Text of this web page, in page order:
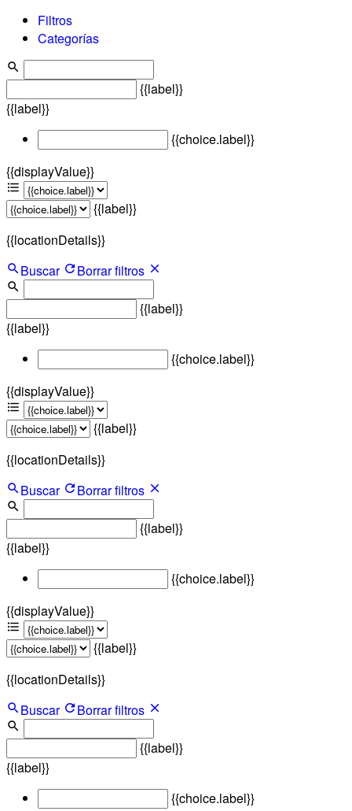
Filtros
Categorías
{{label}}
{{label}}
{{choice.label}}
{{displayValue}}
{{label}}
{{locationDetails}}
Buscar
Borrar filtros
{{label}}
{{label}}
{{choice.label}}
{{displayValue}}
{{label}}
{{locationDetails}}
Buscar
Borrar filtros
{{label}}
{{label}}
{{choice.label}}
{{displayValue}}
{{label}}
{{locationDetails}}
Buscar
Borrar filtros
{{label}}
{{label}}
{{choice.label}}